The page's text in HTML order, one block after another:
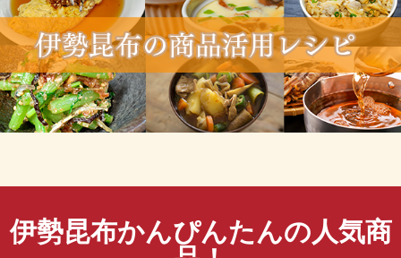
伊勢昆布かんぴんたんの人気商